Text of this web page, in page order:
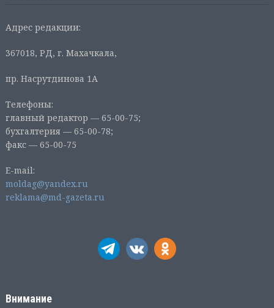
Адрес редакции:
367018, РД, г. Махачкала,
пр. Насрутдинова 1А
Телефоны:
главный редактор — 65-00-75;
бухгалтерия — 65-00-78;
факс — 65-00-75
E-mail:
moldag@yandex.ru
reklama@md-gazeta.ru
Внимание